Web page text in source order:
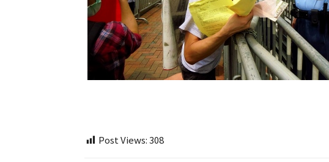
Post Views:308